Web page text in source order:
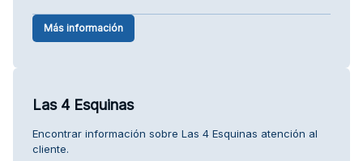
Más información
Las 4 Esquinas
Encontrar información sobre Las 4 Esquinas atención al
cliente.